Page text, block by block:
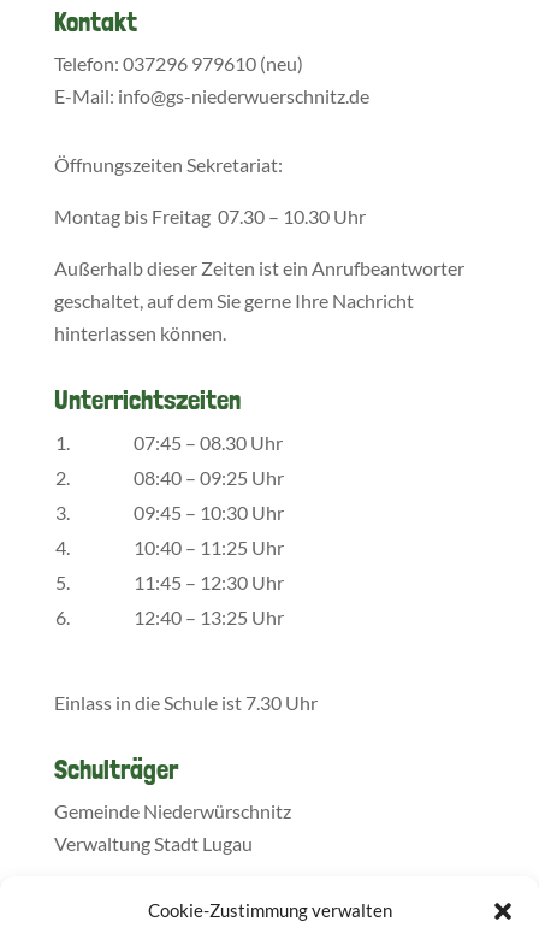
Cookie-Zustimmung verwalten
Kontakt
Telefon: 037296 979610 (neu)
E-Mail: info@gs-niederwuerschnitz.de
Öffnungszeiten Sekretariat:
Montag bis Freitag 07.30 – 10.30 Uhr
Außerhalb dieser Zeiten ist ein Anrufbeantworter
geschaltet, auf dem Sie gerne Ihre Nachricht
hinterlassen können.
Unterrichtszeiten
1.
07:45 – 08.30 Uhr
2.
08:40 – 09:25 Uhr
3.
09:45 – 10:30 Uhr
4.
10:40 – 11:25 Uhr
5.
11:45 – 12:30 Uhr
6.
12:40 – 13:25 Uhr
Einlass in die Schule ist 7.30 Uhr
Schulträger
Gemeinde Niederwürschnitz
Verwaltung Stadt Lugau